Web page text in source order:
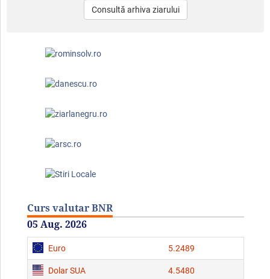
Consultă arhiva ziarului
Curs valutar BNR
05 Aug. 2026
Euro 5.2489
Dolar SUA 4.5480